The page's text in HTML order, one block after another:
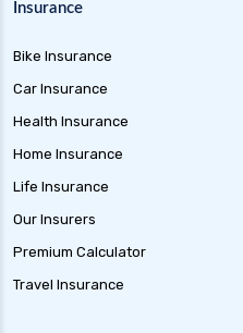
Insurance
Bike Insurance
Car Insurance
Health Insurance
Home Insurance
Life Insurance
Our Insurers
Premium Calculator
Travel Insurance